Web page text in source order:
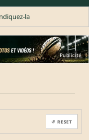
la
Publicité
↺ RESET